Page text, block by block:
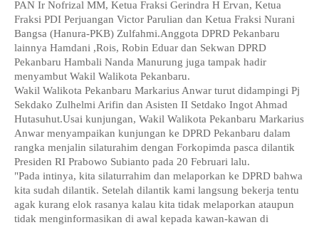
PAN Ir Nofrizal MM, Ketua Fraksi Gerindra H Ervan, Ketua
Fraksi PDI Perjuangan Victor Parulian dan Ketua Fraksi Nurani
Bangsa (Hanura-PKB) Zulfahmi.Anggota DPRD Pekanbaru
lainnya Hamdani ,Rois, Robin Eduar dan Sekwan DPRD
Pekanbaru Hambali Nanda Manurung juga tampak hadir
menyambut Wakil Walikota Pekanbaru.
Wakil Walikota Pekanbaru Markarius Anwar turut didampingi Pj
Sekdako Zulhelmi Arifin dan Asisten II Setdako Ingot Ahmad
Hutasuhut.Usai kunjungan, Wakil Walikota Pekanbaru Markarius
Anwar menyampaikan kunjungan ke DPRD Pekanbaru dalam
rangka menjalin silaturahim dengan Forkopimda pasca dilantik
Presiden RI Prabowo Subianto pada 20 Februari lalu.
"Pada intinya, kita silaturrahim dan melaporkan ke DPRD bahwa
kita sudah dilantik. Setelah dilantik kami langsung bekerja tentu
agak kurang elok rasanya kalau kita tidak melaporkan ataupun
tidak menginformasikan di awal kepada kawan-kawan di